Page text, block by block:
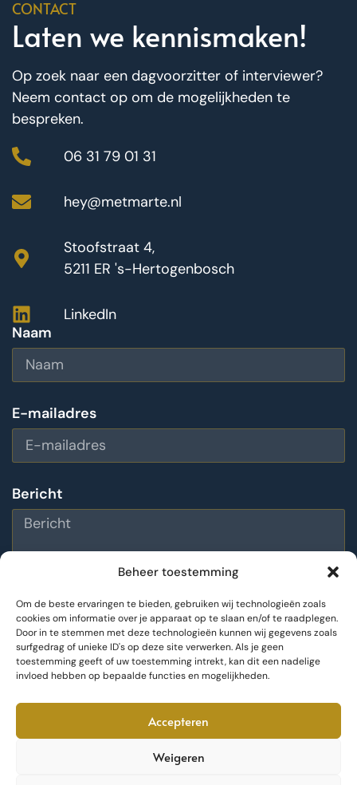
Beheer toestemming
Om de beste ervaringen te bieden, gebruiken wij technologieën zoals
cookies om informatie over je apparaat op te slaan en/of te raadplegen.
Door in te stemmen met deze technologieën kunnen wij gegevens zoals
surfgedrag of unieke ID's op deze site verwerken. Als je geen
toestemming geeft of uw toestemming intrekt, kan dit een nadelige
invloed hebben op bepaalde functies en mogelijkheden.
Accepteren
Weigeren
CONTACT
Laten we kennismaken!
Op zoek naar een dagvoorzitter of interviewer?
Neem contact op om de mogelijkheden te
bespreken.
06 31 79 01 31
hey@metmarte.nl
Stoofstraat 4,
5211 ER 's-Hertogenbosch
LinkedIn
Naam
E-mailadres
Bericht
Bericht versturen